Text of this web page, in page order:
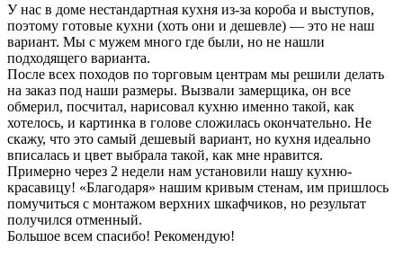
У нас в доме нестандартная кухня из-за короба и выступов,
поэтому готовые кухни (хоть они и дешевле) — это не наш
вариант. Мы с мужем много где были, но не нашли
подходящего варианта.
После всех походов по торговым центрам мы решили делать
на заказ под наши размеры. Вызвали замерщика, он все
обмерил, посчитал, нарисовал кухню именно такой, как
хотелось, и картинка в голове сложилась окончательно. Не
скажу, что это самый дешевый вариант, но кухня идеально
вписалась и цвет выбрала такой, как мне нравится.
Примерно через 2 недели нам установили нашу кухню-
красавицу! «Благодаря» нашим кривым стенам, им пришлось
помучиться с монтажом верхних шкафчиков, но результат
получился отменный.
Большое всем спасибо! Рекомендую!